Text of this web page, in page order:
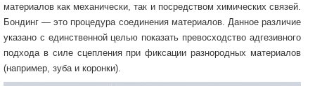
материалов как механически, так и посредством химических связей.
Бондинг — это процедура соединения материалов. Данное различие
указано с единственной целью показать превосходство адгезивного
подхода в силе сцепления при фиксации разнородных материалов
(например, зуба и коронки).